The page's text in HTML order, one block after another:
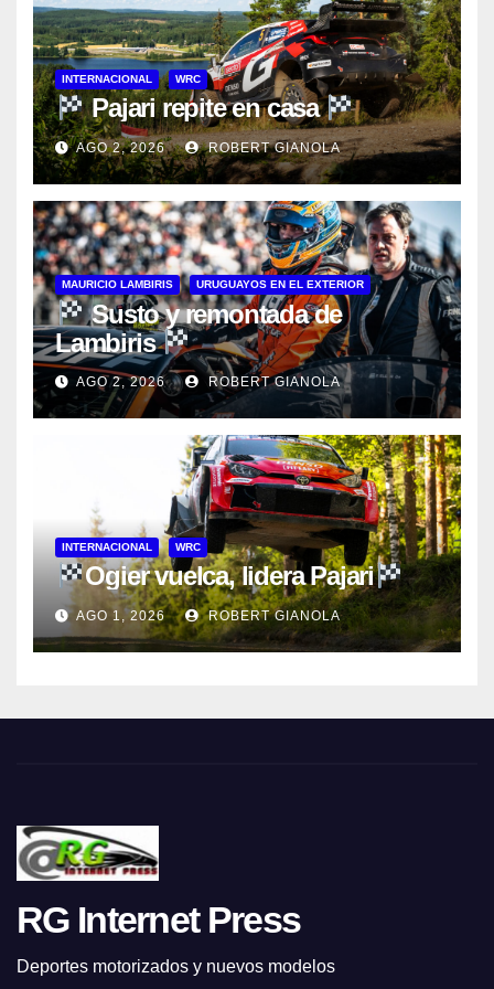
INTERNACIONAL WRC
Pajari repite en casa
AGO 2, 2026 ROBERT GIANOLA
MAURICIO LAMBIRIS URUGUAYOS EN EL EXTERIOR
Susto y remontada de
Lambiris
AGO 2, 2026 ROBERT GIANOLA
INTERNACIONAL WRC
Ogier vuelca, lidera Pajari
AGO 1, 2026 ROBERT GIANOLA
RG Internet Press
Deportes motorizados y nuevos modelos